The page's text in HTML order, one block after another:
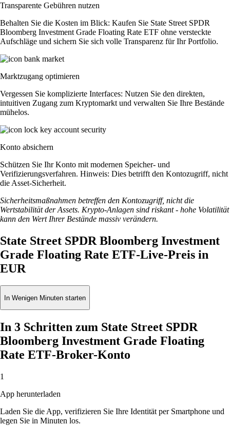
Transparente Gebühren nutzen
Behalten Sie die Kosten im Blick: Kaufen Sie State Street SPDR
Bloomberg Investment Grade Floating Rate ETF ohne versteckte
Aufschläge und sichern Sie sich volle Transparenz für Ihr Portfolio.
Marktzugang optimieren
Vergessen Sie komplizierte Interfaces: Nutzen Sie den direkten,
intuitiven Zugang zum Kryptomarkt und verwalten Sie Ihre Bestände
mühelos.
Konto absichern
Schützen Sie Ihr Konto mit modernen Speicher- und
Verifizierungsverfahren. Hinweis: Dies betrifft den Kontozugriff, nicht
die Asset-Sicherheit.
Sicherheitsmaßnahmen betreffen den Kontozugriff, nicht die
Wertstabilität der Assets. Krypto-Anlagen sind riskant - hohe Volatilität
kann den Wert Ihrer Bestände massiv verändern.
State Street SPDR Bloomberg Investment
Grade Floating Rate ETF-Live-Preis in
EUR
In Wenigen Minuten starten
In 3 Schritten zum State Street SPDR
Bloomberg Investment Grade Floating
Rate ETF-Broker-Konto
1
App herunterladen
Laden Sie die App, verifizieren Sie Ihre Identität per Smartphone und
legen Sie in Minuten los.